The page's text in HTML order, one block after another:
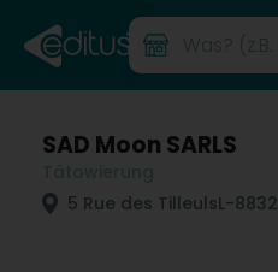
SAD Moon SARLS
5 Rue des TilleulsL-8832